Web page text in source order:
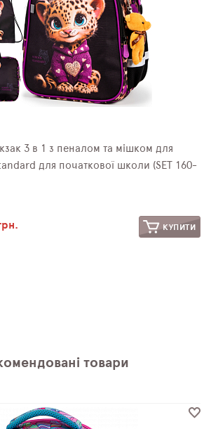
3 в 1 з пеналом та мішком для
для початкової школи (SET 160-
КУПИТИ
товари